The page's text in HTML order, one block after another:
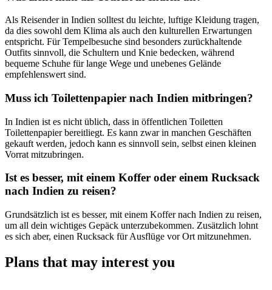
Als Reisender in Indien solltest du leichte, luftige Kleidung tragen,
da dies sowohl dem Klima als auch den kulturellen Erwartungen
entspricht. Für Tempelbesuche sind besonders zurückhaltende
Outfits sinnvoll, die Schultern und Knie bedecken, während
bequeme Schuhe für lange Wege und unebenes Gelände
empfehlenswert sind.
Muss ich Toilettenpapier nach Indien mitbringen?
In Indien ist es nicht üblich, dass in öffentlichen Toiletten
Toilettenpapier bereitliegt. Es kann zwar in manchen Geschäften
gekauft werden, jedoch kann es sinnvoll sein, selbst einen kleinen
Vorrat mitzubringen.
Ist es besser, mit einem Koffer oder einem Rucksack
nach Indien zu reisen?
Grundsätzlich ist es besser, mit einem Koffer nach Indien zu reisen,
um all dein wichtiges Gepäck unterzubekommen. Zusätzlich lohnt
es sich aber, einen Rucksack für Ausflüge vor Ort mitzunehmen.
Plans that may interest you